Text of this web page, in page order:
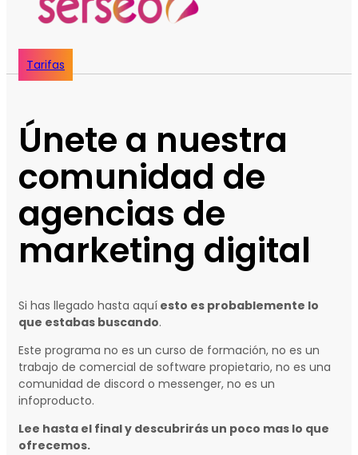
Tarifas
Únete a nuestra
comunidad de
agencias de
marketing digital
Si has llegado hasta aquí esto es probablemente lo
que estabas buscando.
Este programa no es un curso de formación, no es un
trabajo de comercial de software propietario, no es una
comunidad de discord o messenger, no es un
infoproducto.
Lee hasta el final y descubrirás un poco mas lo que
ofrecemos.